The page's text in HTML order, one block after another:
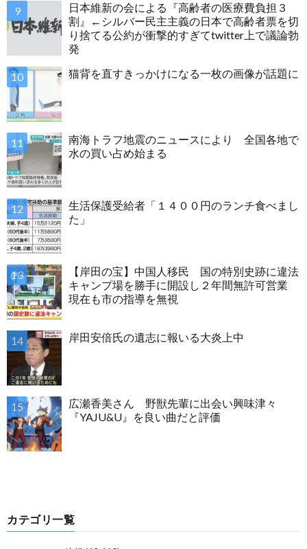
日本維新の会による『高齢者の医療費負担３
割』←シルバー民主主義の日本で高齢者票を切
り捨てる公約が衝撃的すぎてtwitter上で議論勃
発
猫背を直すきっかけになる一枚の画像が話題に
南海トラフ地震のニュースにより 全国各地で
水の買い占め始まる
生活保護受給者「１４００円のランチ食べまし
た」
【岸田の宝】中国人移民 国の特別史跡に違法
キャンプ場を勝手に開設し２年間無許可営業
現在も市の指導を無視
岸田安倍氏の遺志に報いる大炎上中
広瀬香美さん 野獣先輩に出会い興味津々
『YAJU&U』を良い曲だと評価
カテゴリ一覧